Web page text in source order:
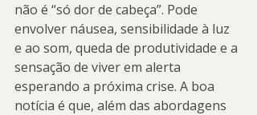
não é “só dor de cabeça”. Pode
envolver náusea, sensibilidade à luz
e ao som, queda de produtividade e a
sensação de viver em alerta
esperando a próxima crise. A boa
notícia é que, além das abordagens